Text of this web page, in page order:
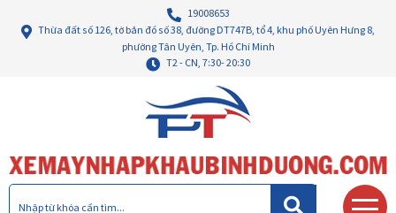
19008653
Thừa đất số 126, tờ bản đồ số 38, đường DT747B, tổ 4, khu phố Uyên Hưng 8,
phường Tân Uyên, Tp. Hồ Chí Minh
T2 - CN, 7:30- 20:30